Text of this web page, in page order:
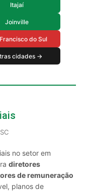
Itajaí
Joinville
do Sul
cidades →
no setor em
diretores
de remuneração
planos de